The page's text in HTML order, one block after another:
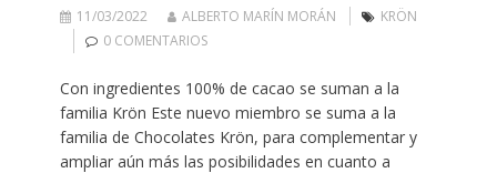
11/03/2022 ALBERTO MARÍN MORÁN
KRÖN
0 COMENTARIOS
Con ingredientes 100% de cacao se suman a la
familia Krön Este nuevo miembro se suma a la
familia de Chocolates Krön, para complementar y
ampliar aún más las posibilidades en cuanto a